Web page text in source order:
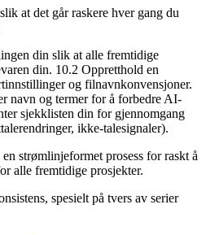
at det går raskere hver gang du
din slik at alle fremtidige
din. 10.2 Oppretthold en
og filnavnkonvensjoner.
navn og termer for å forbedre AI-
sjekklisten din for gjennomgang
ikke-talesignaler).
strømlinjeformet prosess for raskt å
alle fremtidige prosjekter.
spesielt på tvers av serier